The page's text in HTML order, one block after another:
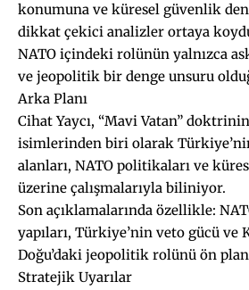
konumuna ve küresel güvenlik
dikkat çekici analizler ortaya
NATO içindeki rolünün yalnızca
ve jeopolitik bir denge unsuru
Arka Planı
Cihat Yaycı, “Mavi Vatan”
isimlerinden biri olarak
alanları, NATO politikaları ve
üzerine çalışmalarıyla biliniyor.
Son açıklamalarında özellikle:
yapıları, Türkiye’nin veto gücü ve
Doğu’daki jeopolitik rolünü ön
Stratejik Uyarılar